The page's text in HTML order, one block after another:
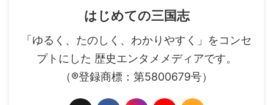
はじめての三国志
「ゆるく、たのしく、わかりやすく」をコンセ
プトにした 歴史エンタメメディアです。
（®登録商標：第5800679号）